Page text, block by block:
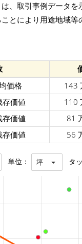
、取引事例データ
とにより用途地域等
価格
143
存価値
110
存価値
81
存価値
56
単位： 坪 タ